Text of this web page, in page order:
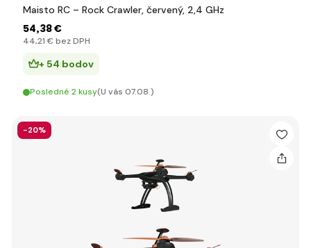
Maisto RC – Rock Crawler, červený, 2,4 GHz
54,38 €
44,21 € bez DPH
+ 54 bodov
Posledné 2 kusy(U vás 07.08.)
-20%